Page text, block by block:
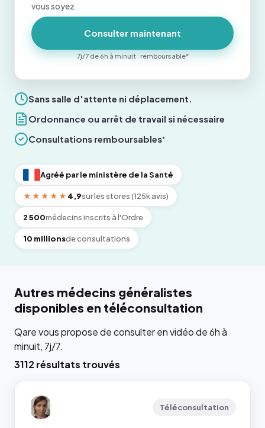
Sans salle d'attente ni déplacement.
Ordonnance ou arrêt de travail si nécessaire
Consultations remboursables*
Agréé par le ministère de la Santé
★★★★★ 4,9sur les stores (125k avis)
2 500médecins inscrits à l'Ordre
10 millionsde consultations
vous soyez.
Consulter maintenant
7j/7 de 6h à minuit · remboursable*
Autres médecins généralistes
disponibles en téléconsultation
Qare vous propose de consulter en vidéo de 6h à
minuit, 7j/7.
3112 résultats trouvés
Téléconsultation